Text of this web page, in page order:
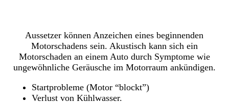
Aussetzer können Anzeichen eines beginnenden
Motorschadens sein. Akustisch kann sich ein
Motorschaden an einem Auto durch Symptome wie
ungewöhnliche Geräusche im Motorraum ankündigen.
Startprobleme (Motor “blockt”)
Verlust von Kühlwasser.